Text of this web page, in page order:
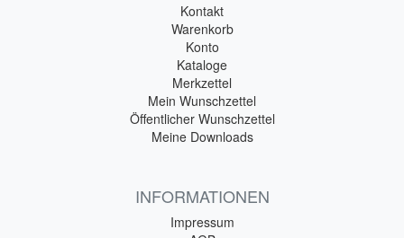
Kontakt
Warenkorb
Konto
Kataloge
Merkzettel
Mein Wunschzettel
Öffentlicher Wunschzettel
Meine Downloads
INFORMATIONEN
Impressum